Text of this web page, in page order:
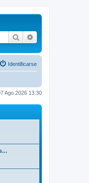
Buscar
Identificarse
Ago 2026 13:30